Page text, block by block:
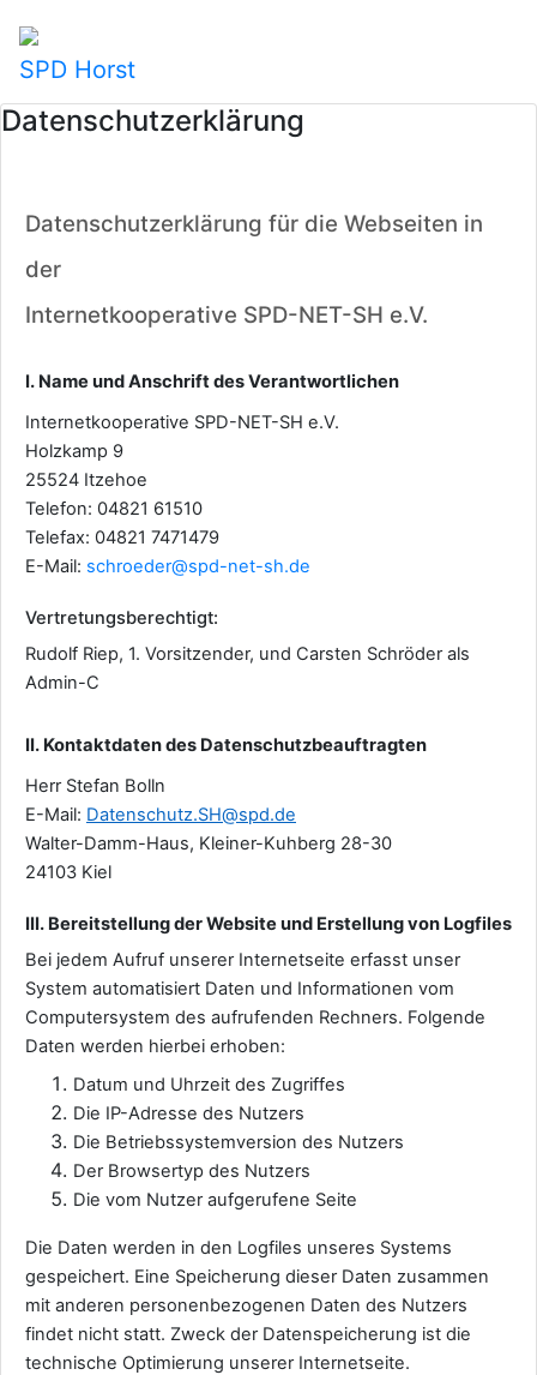
SPD Horst
Datenschutzerklärung
Datenschutzerklärung für die Webseiten in
der
Internetkooperative SPD-NET-SH e.V.
I. Name und Anschrift des Verantwortlichen
Internetkooperative SPD-NET-SH e.V.
Holzkamp 9
25524 Itzehoe
Telefon: 04821 61510
Telefax: 04821 7471479
E-Mail: schroeder@spd-net-sh.de
Vertretungsberechtigt:
Rudolf Riep, 1. Vorsitzender, und Carsten Schröder als
Admin-C
II. Kontaktdaten des Datenschutzbeauftragten
Herr Stefan Bolln
E-Mail: Datenschutz.SH@spd.de
Walter-Damm-Haus, Kleiner-Kuhberg 28-30
24103 Kiel
III. Bereitstellung der Website und Erstellung von Logfiles
Bei jedem Aufruf unserer Internetseite erfasst unser
System automatisiert Daten und Informationen vom
Computersystem des aufrufenden Rechners. Folgende
Daten werden hierbei erhoben:
Datum und Uhrzeit des Zugriffes
Die IP-Adresse des Nutzers
Die Betriebssystemversion des Nutzers
Der Browsertyp des Nutzers
Die vom Nutzer aufgerufene Seite
Die Daten werden in den Logfiles unseres Systems
gespeichert. Eine Speicherung dieser Daten zusammen
mit anderen personenbezogenen Daten des Nutzers
findet nicht statt. Zweck der Datenspeicherung ist die
technische Optimierung unserer Internetseite.